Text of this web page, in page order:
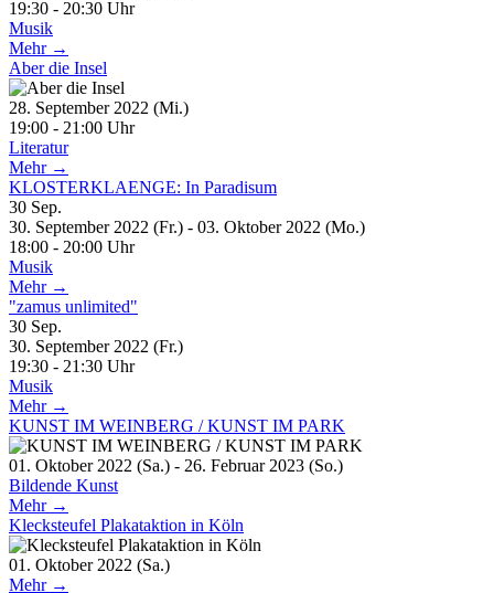
19:30 - 20:30 Uhr
Musik
Mehr →
Aber die Insel
28. September 2022 (Mi.)
19:00 - 21:00 Uhr
Literatur
Mehr →
KLOSTERKLAENGE: In Paradisum
30 Sep.
30. September 2022 (Fr.) - 03. Oktober 2022 (Mo.)
18:00 - 20:00 Uhr
Musik
Mehr →
"zamus unlimited"
30 Sep.
30. September 2022 (Fr.)
19:30 - 21:30 Uhr
Musik
Mehr →
KUNST IM WEINBERG / KUNST IM PARK
01. Oktober 2022 (Sa.) - 26. Februar 2023 (So.)
Bildende Kunst
Mehr →
Klecksteufel Plakataktion in Köln
01. Oktober 2022 (Sa.)
Mehr →